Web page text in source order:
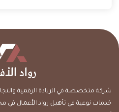
شركة متخصصة في الريادة الرقمية
خدمات نوعية في تأهيل رواد الأعمال في